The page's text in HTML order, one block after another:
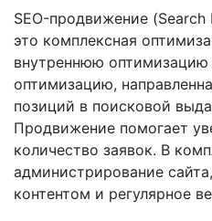
SEO-продвижение
это комплексная
внутреннюю
оптимизацию,
позиций в поисковой
Продвижение помогает
количество заявок. В
администрирование
контентом и регулярное